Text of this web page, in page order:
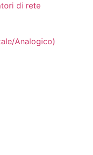
di rete
Analogico)